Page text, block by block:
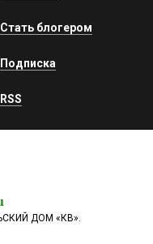
Стать блогером
Подписка
RSS
ДОМ «КВ».